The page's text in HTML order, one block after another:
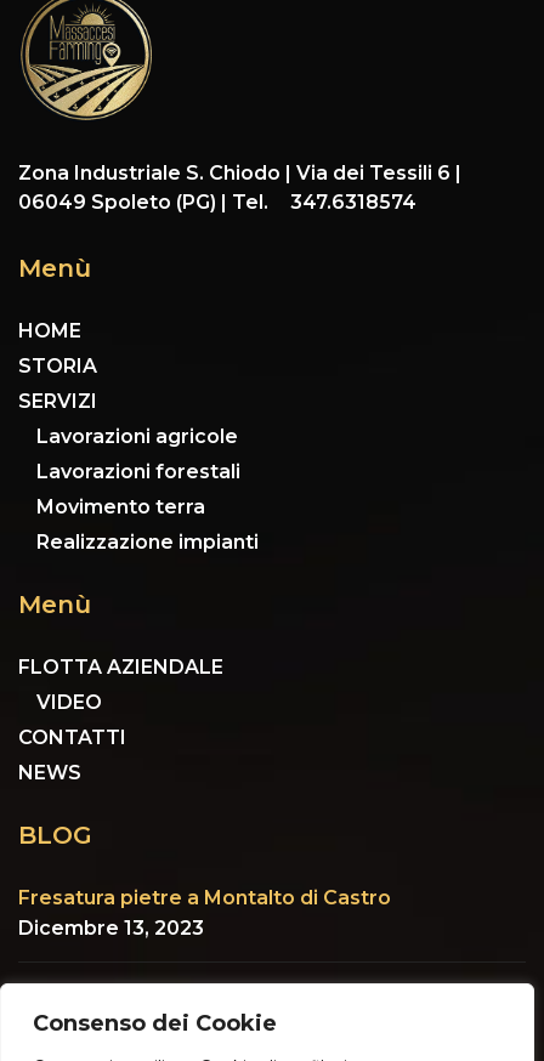
Consenso dei Cookie
Zona Industriale S. Chiodo | Via dei Tessili 6 |
06049 Spoleto (PG) | Tel. 347.6318574
Menù
HOME
STORIA
SERVIZI
Lavorazioni agricole
Lavorazioni forestali
Movimento terra
Realizzazione impianti
Menù
FLOTTA AZIENDALE
VIDEO
CONTATTI
NEWS
BLOG
Fresatura pietre a Montalto di Castro
Dicembre 13, 2023
Gennaio 24, 2023